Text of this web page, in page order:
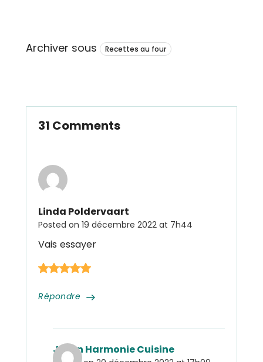
Archiver sous Recettes au four
31 Comments
Linda Poldervaart
Posted on 19 décembre 2022 at 7h44
Répondre
Vais essayer
Julien Harmonie Cuisine